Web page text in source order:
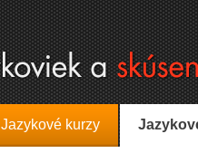
Jazykové kurzy